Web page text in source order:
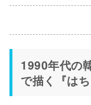
1990年代の
で描く『はち